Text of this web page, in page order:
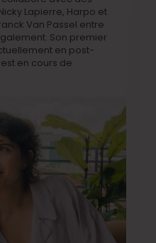
Lapierre, Harpo et
Van Passel entre
Son premier
en post-
en cours de